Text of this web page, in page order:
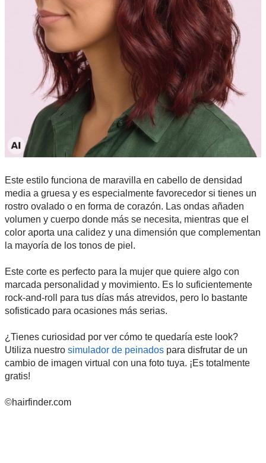
Este estilo funciona de maravilla en cabello de densidad
media a gruesa y es especialmente favorecedor si tienes un
rostro ovalado o en forma de corazón. Las ondas añaden
volumen y cuerpo donde más se necesita, mientras que el
color aporta una calidez y una dimensión que complementan
la mayoría de los tonos de piel.
Este corte es perfecto para la mujer que quiere algo con
marcada personalidad y movimiento. Es lo suficientemente
rock-and-roll para tus días más atrevidos, pero lo bastante
sofisticado para ocasiones más serias.
¿Tienes curiosidad por ver cómo te quedaría este look?
Utiliza nuestro simulador de peinados para disfrutar de un
cambio de imagen virtual con una foto tuya. ¡Es totalmente
gratis!
©hairfinder.com